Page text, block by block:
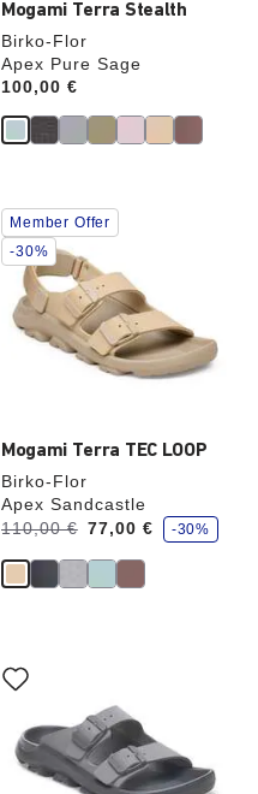
Mogami Terra Stealth
Birko-Flor
Apex Pure Sage
Price:
100,00 €
Mogami Terra TEC LOOP
Birko-Flor
Apex Sandcastle
Avant:
110,00 €
à 77,00 €
é
c
n
o
-30%
Cliquer
sur
les
échantillons
couleurs
modifiera
Member Offer
-30%
sur
les
échantillons
couleurs
modifiera